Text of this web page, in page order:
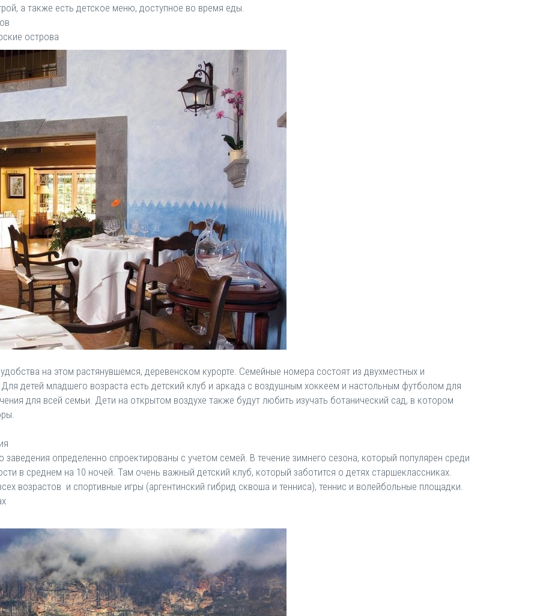
а также есть детское меню, доступное во время еды.
острова
на этом растянувшемся, деревенском курорте. Семейные номера состоят из двухместных и
детей младшего возраста есть детский клуб и аркада с воздушным хоккеем и настольным футболом для
для всей семьи. Дети на открытом воздухе также будут любить изучать ботанический сад, в котором
определенно спроектированы с учетом семей. В течение зимнего сезона, который популярен среди
в среднем на 10 ночей. Там очень важный детский клуб, который заботится о детях старшеклассниках.
возрастов и спортивные игры (аргентинский гибрид сквоша и тенниса), теннис и волейбольные площадки.